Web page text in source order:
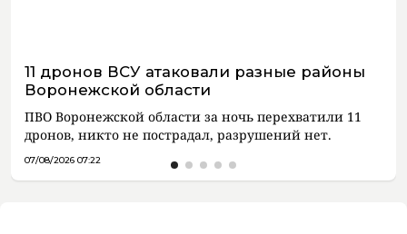
11 дронов ВСУ атаковали разные районы
Воронежской области
ПВО Воронежской области за ночь перехватили 11
дронов, никто не пострадал, разрушений нет.
07/08/2026 07:22